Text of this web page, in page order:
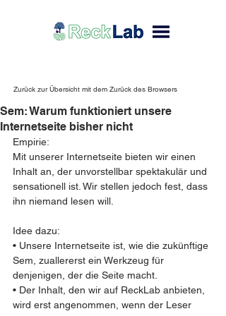
Zurück zur Übersicht mit dem Zurück des Browsers
Sem: Warum funktioniert unsere
Internetseite bisher nicht
Empirie:
Mit unserer Internetseite bieten wir einen
Inhalt an, der unvorstellbar spektakulär und
sensationell ist. Wir stellen jedoch fest, dass
ihn niemand lesen will.
Idee dazu:
• Unsere Internetseite ist, wie die zukünftige
Sem, zuallererst ein Werkzeug für
denjenigen, der die Seite macht.
• Der Inhalt, den wir auf ReckLab anbieten,
wird erst angenommen, wenn der Leser